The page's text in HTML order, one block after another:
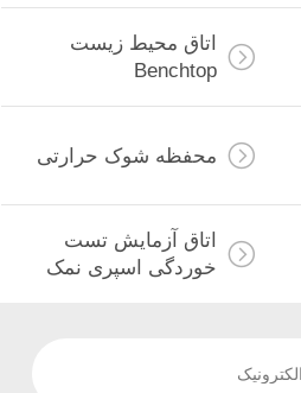
اتاق محیط زیست
Benchtop
محفظه شوک حرارتی
اتاق آزمایش تست
خوردگی اسپری نمک